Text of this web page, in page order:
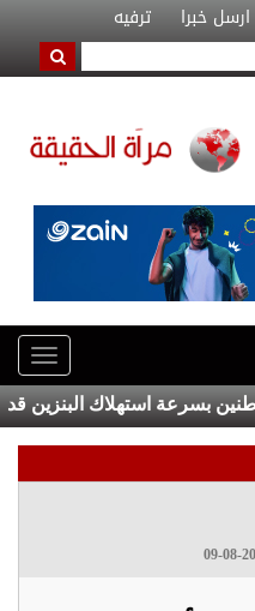
ارسل خبرا ترفيه
استهلاك البنزين قد يكون
09-08-